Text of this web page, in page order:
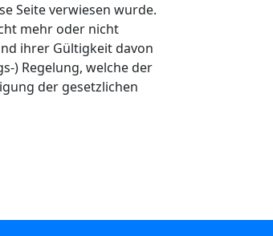
Seite verwiesen wurde.
mehr oder nicht
ihrer Gültigkeit davon
) Regelung, welche der
der gesetzlichen